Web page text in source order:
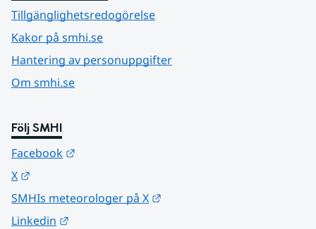
Tillgänglighetsredogörelse
Kakor på smhi.se
Hantering av personuppgifter
Om smhi.se
Följ SMHI
Facebook
X
SMHIs meteorologer på X
Linkedin